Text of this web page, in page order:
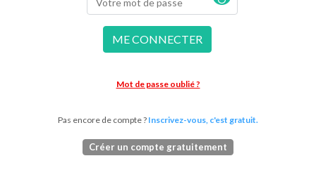
ME CONNECTER
Mot de passe oublié ?
Pas encore de compte ? Inscrivez-vous, c'est gratuit.
Créer un compte gratuitement